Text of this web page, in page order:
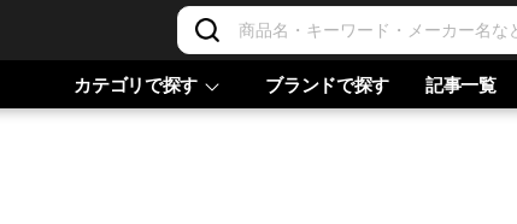
カテゴリで探す ブランドで探す 記事一覧